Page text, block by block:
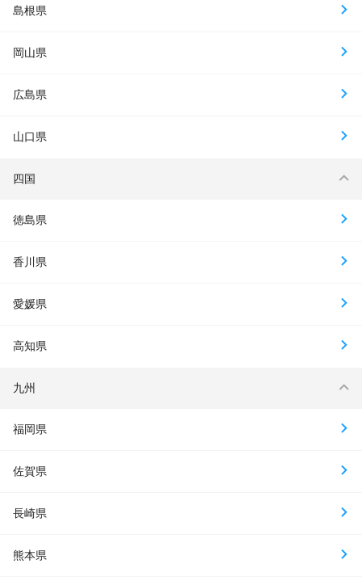
島根県
岡山県
広島県
山口県
四国
徳島県
香川県
愛媛県
高知県
九州
福岡県
佐賀県
長崎県
熊本県